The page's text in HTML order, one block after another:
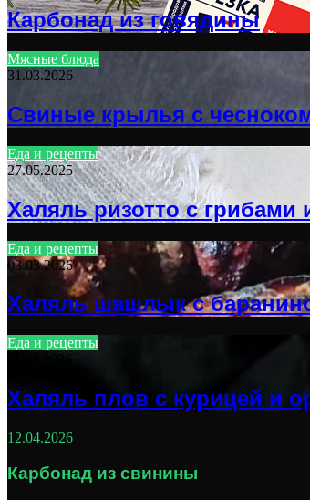
Карбонад из говядины
Мясные блюда
31.03.2026
Свиные крылья с
Еда и рецепты
27.05.2025
Халяль ризотто с
Еда и рецепты
03.03.2026
Халяль шашлык с
Еда и рецепты
Халяль плов с курицей и
12.04.2026
Карбонад из свинины